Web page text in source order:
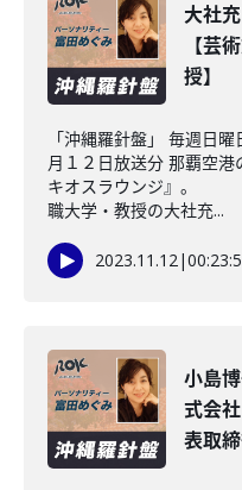
大社
【芸
授】
「沖縄羅針盤」 毎週日
月１２日放送分 那覇空
キオスラウンジ』。
職大学・教授の大社充...
2023.11.12|
小島
式会
表取締